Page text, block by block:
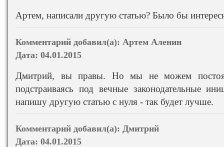
Артем, написали другую статью? Было бы
Комментарий добавил(а): Артем Аленин
Дата: 04.01.2015
Дмитрий, вы правы. Но мы не можем
подстраиваясь под вечные законодательные
напишу другую статью с нуля - так будет лучше.
Комментарий добавил(а): Дмитрий
Дата: 04.01.2015